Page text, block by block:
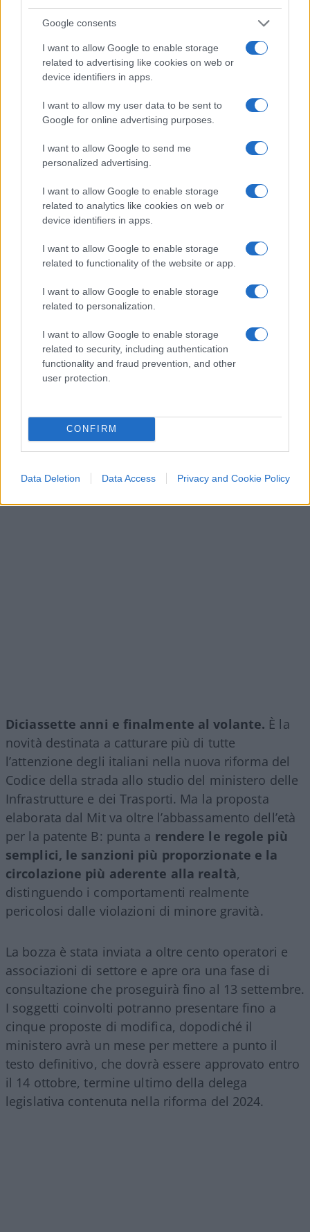
Google consents
I want to allow Google to enable storage
related to advertising like cookies on web or
device identifiers in apps.
I want to allow my user data to be sent to
Google for online advertising purposes.
I want to allow Google to send me
personalized advertising.
I want to allow Google to enable storage
related to analytics like cookies on web or
device identifiers in apps.
I want to allow Google to enable storage
related to functionality of the website or app.
I want to allow Google to enable storage
related to personalization.
I want to allow Google to enable storage
related to security, including authentication
functionality and fraud prevention, and other
user protection.
CONFIRM
Data Deletion Data Access Privacy and Cookie Policy
Commenta per primo
Patente B a 17 anni, multe più
giuste e sorpassi a destra:
cosa cambia la riforma Salvini
proporzionate e stop agli aumenti automatici:
ecco come si trasforma il Codice della strada
Enrico Foscarini
9 Agosto 2026, 14:00
Diciassette anni e finalmente al volante. È la
novità destinata a catturare più di tutte
l’attenzione degli italiani nella nuova riforma del
Codice della strada allo studio del ministero delle
Infrastrutture e dei Trasporti. Ma la proposta
elaborata dal Mit va oltre l’abbassamento dell’età
per la patente B: punta a rendere le regole più
semplici, le sanzioni più proporzionate e la
circolazione più aderente alla realtà,
distinguendo i comportamenti realmente
pericolosi dalle violazioni di minore gravità.
La bozza è stata inviata a oltre cento operatori e
associazioni di settore e apre ora una fase di
consultazione che proseguirà fino al 13 settembre.
I soggetti coinvolti potranno presentare fino a
cinque proposte di modifica, dopodiché il
ministero avrà un mese per mettere a punto il
testo definitivo, che dovrà essere approvato entro
il 14 ottobre, termine ultimo della delega
legislativa contenuta nella riforma del 2024.